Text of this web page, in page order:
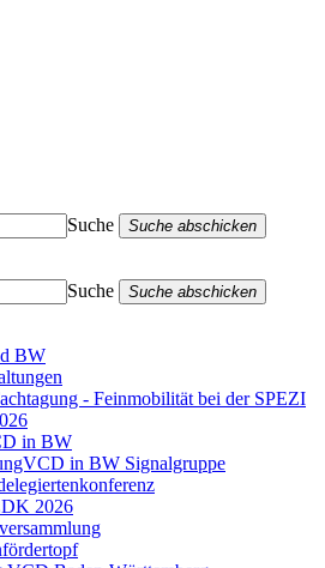
Suche
Suche abschicken
Suche
Suche abschicken
BW
- Feinmobilität bei der SPEZI
in BW
in BW Signalgruppe
2026